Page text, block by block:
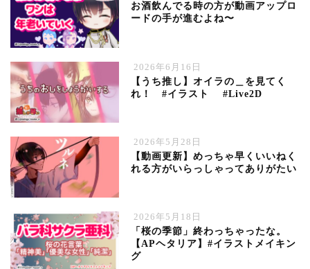
お酒飲んでる時の方が動画アップロ
ードの手が進むよね〜
2026年6月16日
【うち推し】オイラの＿を見てく
れ！ #イラスト #Live2D
2026年5月28日
【動画更新】めっちゃ早くいいねく
れる方がいらっしゃってありがたい
2026年5月18日
「桜の季節」終わっちゃったな。
【APヘタリア】#イラストメイキン
グ